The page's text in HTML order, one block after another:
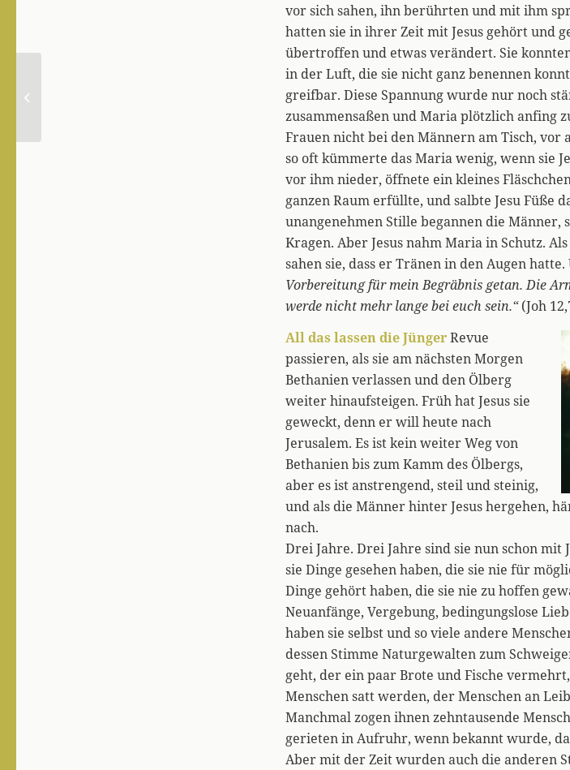
vor sich sahen, ihn berührten und mit ihm
hatten sie in ihrer Zeit mit Jesus gehört und
übertroffen und etwas verändert. Sie
in der Luft, die sie nicht ganz benennen
greifbar. Diese Spannung wurde nur noch
zusammensaßen und Maria plötzlich anfing
Frauen nicht bei den Männern am Tisch, vor
so oft kümmerte das Maria wenig, wenn sie
vor ihm nieder, öffnete ein kleines
ganzen Raum erfüllte, und salbte Jesu Füße
unangenehmen Stille begannen die Männer,
Kragen. Aber Jesus nahm Maria in Schutz.
sahen sie, dass er Tränen in den Augen hatte.
Vorbereitung für mein Begräbnis getan. Die
werde nicht mehr lange bei euch sein.“(Joh
All das lassen die JüngerRevue
passieren, als sie am nächsten Morgen
Bethanien verlassen und den Ölberg
weiter hinaufsteigen. Früh hat Jesus sie
geweckt, denn er will heute nach
Jerusalem. Es ist kein weiter Weg von
Bethanien bis zum Kamm des Ölbergs,
aber es ist anstrengend, steil und steinig,
und als die Männer hinter Jesus hergehen,
nach.
Drei Jahre. Drei Jahre sind sie nun schon mit
sie Dinge gesehen haben, die sie nie für
Dinge gehört haben, die sie nie zu hoffen
Neuanfänge, Vergebung, bedingungslose
haben sie selbst und so viele andere
dessen Stimme Naturgewalten zum
geht, der ein paar Brote und Fische
Menschen satt werden, der Menschen an
Manchmal zogen ihnen zehntausende
gerieten in Aufruhr, wenn bekannt wurde,
Aber mit der Zeit wurden auch die anderen